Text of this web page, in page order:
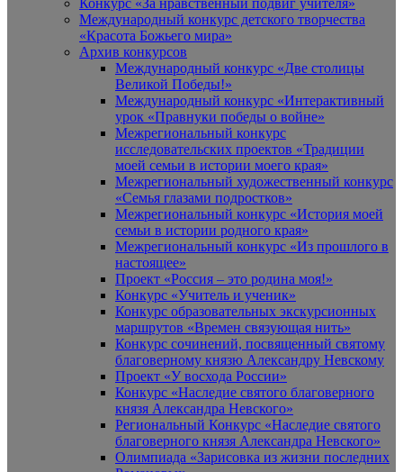
Конкурс «За нравственный подвиг учителя»
Международный конкурс детского творчества
«Красота Божьего мира»
Архив конкурсов
Международный конкурс «Две столицы
Великой Победы!»
Международный конкурс «Интерактивный
урок «Правнуки победы о войне»
Межрегиональный конкурс
исследовательских проектов «Традиции
моей семьи в истории моего края»
Межрегиональный художественный конкурс
«Семья глазами подростков»
Межрегиональный конкурс «История моей
семьи в истории родного края»
Межрегиональный конкурс «Из прошлого в
настоящее»
Проект «Россия – это родина моя!»
Конкурс «Учитель и ученик»
Конкурс образовательных экскурсионных
маршрутов «Времен связующая нить»
Конкурс сочинений, посвященный святому
благоверному князю Александру Невскому
Проект «У восхода России»
Конкурс «Наследие святого благоверного
князя Александра Невского»
Региональный Конкурс «Наследие святого
благоверного князя Александра Невского»
Олимпиада «Зарисовка из жизни последних